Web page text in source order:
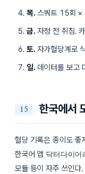
목.스쿼트 15회 ×
금.자정 전 취침.
토.자가혈당계로
일.데이터를 보고
한국에서
혈당 기록은 종이도 좋
한국어 앱 닥터다이어
모듈 등이 자주 쓰인다